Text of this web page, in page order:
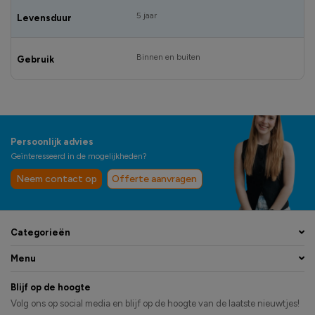
Levensduur 5 jaar
Gebruik Binnen en buiten
Persoonlijk advies
Geïnteresseerd in de mogelijkheden?
Neem contact op Offerte aanvragen
Categorieën
Menu
Blijf op de hoogte
Volg ons op social media en blijf op de hoogte van de laatste nieuwtjes!